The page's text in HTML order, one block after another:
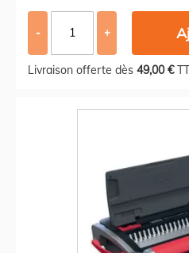
- +
Livraison offerte dès 49,00 €